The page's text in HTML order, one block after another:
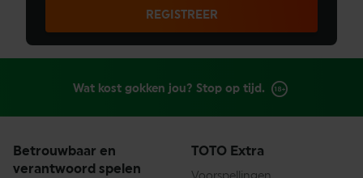
REGISTREER
Wat kost gokken jou? Stop op tijd.
Betrouwbaar en
verantwoord spelen
TOTO Extra
Voorspellingen